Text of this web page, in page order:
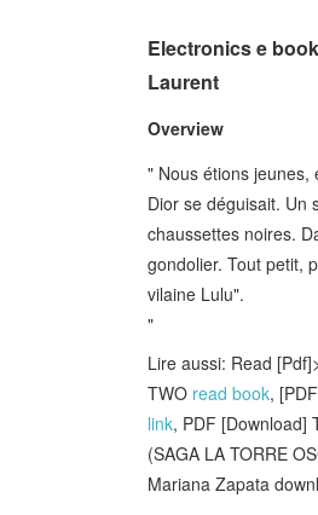
Electronics e
Laurent
Overview
" Nous étions jeunes,
Dior se déguisait. Un
chaussettes noires.
gondolier. Tout petit,
vilaine Lulu".
"
Lire aussi: Read
TWO read book,
link, PDF [Download]
(SAGA LA TORRE
Mariana Zapata